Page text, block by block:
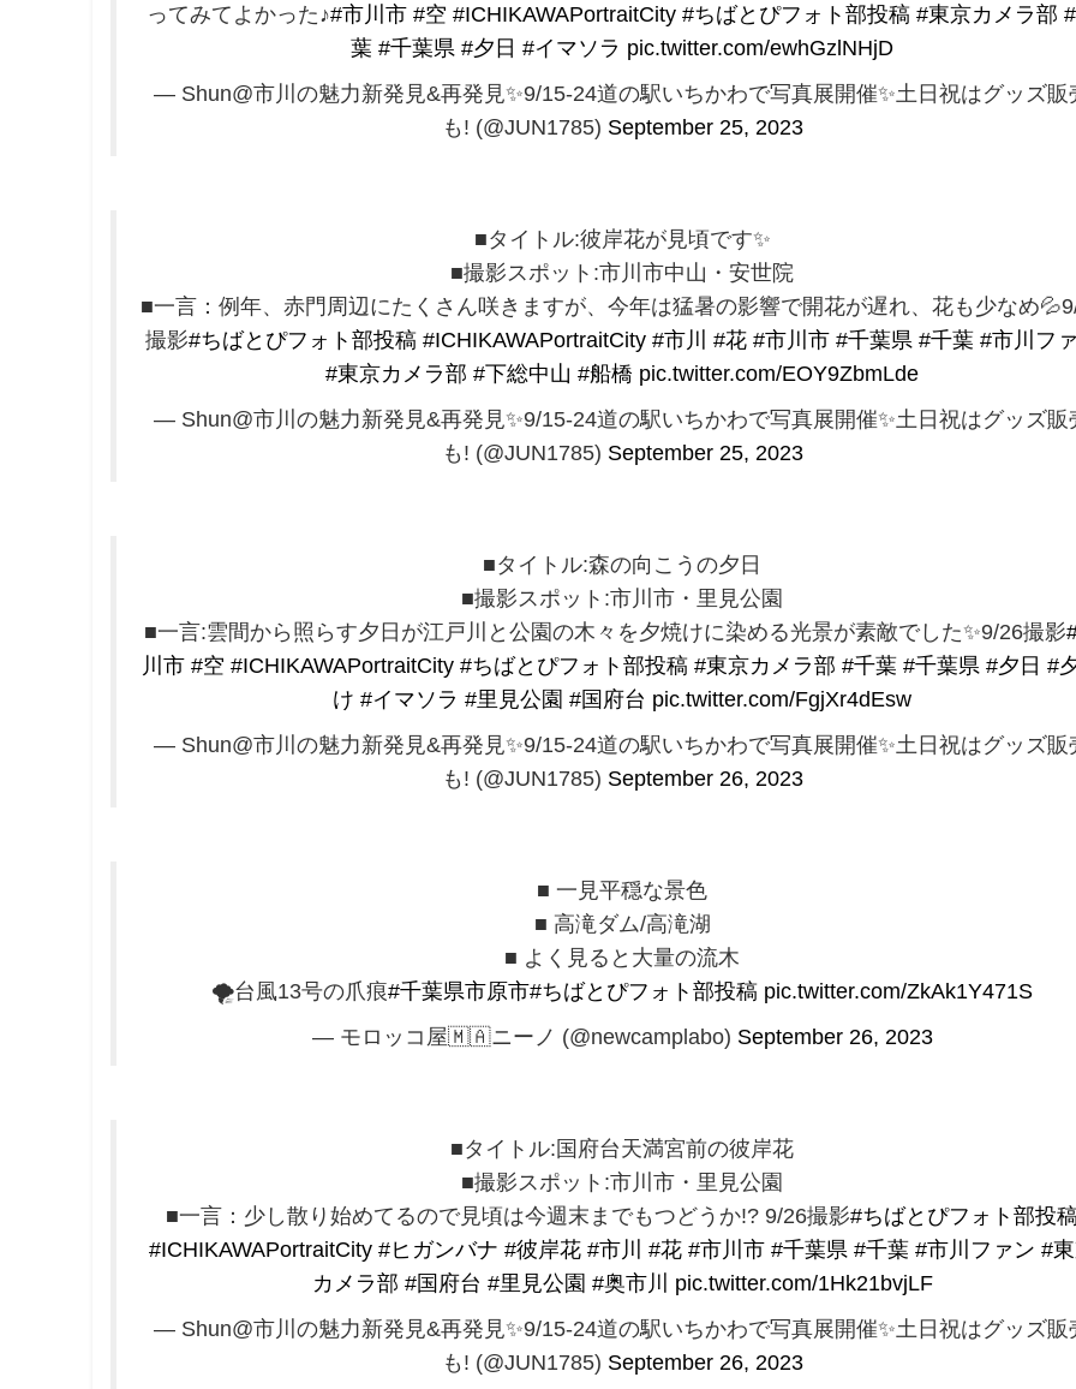
ってみてよかった♪#市川市 #空 #ICHIKAWAPortraitCity #ちばとぴフォト部投稿 #東京カメラ部
葉 #千葉県 #夕日 #イマソラ pic.twitter.com/ewhGzlNHjD
— Shun@市川の魅力新発見&再発見✨9/15-24道の駅いちかわで写真展開催✨土日祝はグッズ販
も! (@JUN1785) September 25, 2023
■タイトル:彼岸花が見頃です✨
■撮影スポット:市川市中山・安世院
■一言：例年、赤門周辺にたくさん咲きますが、今年は猛暑の影響で開花が遅れ、花も少なめ
撮影#ちばとぴフォト部投稿 #ICHIKAWAPortraitCity #市川 #花 #市川市 #千葉県 #千葉 #市川フ
#東京カメラ部 #下総中山 #船橋 pic.twitter.com/EOY9ZbmLde
— Shun@市川の魅力新発見&再発見✨9/15-24道の駅いちかわで写真展開催✨土日祝はグッズ販
も! (@JUN1785) September 25, 2023
■タイトル:森の向こうの夕日
■撮影スポット:市川市・里見公園
■一言:雲間から照らす夕日が江戸川と公園の木々を夕焼けに染める光景が素敵でした✨9/26撮影
川市 #空 #ICHIKAWAPortraitCity #ちばとぴフォト部投稿 #東京カメラ部 #千葉 #千葉県 #夕日 #
け #イマソラ #里見公園 #国府台 pic.twitter.com/FgjXr4dEsw
— Shun@市川の魅力新発見&再発見✨9/15-24道の駅いちかわで写真展開催✨土日祝はグッズ販
も! (@JUN1785) September 26, 2023
■ 一見平穏な景色
■ 高滝ダム/高滝湖
■ よく見ると大量の流木
🌪️台風13号の爪痕#千葉県市原市#ちばとぴフォト部投稿 pic.twitter.com/ZkAk1Y471S
— モロッコ屋🇲🇦ニーノ (@newcamplabo) September 26, 2023
■タイトル:国府台天満宮前の彼岸花
■撮影スポット:市川市・里見公園
■一言：少し散り始めてるので見頃は今週末までもつどうか!? 9/26撮影#ちばとぴフォト部投
#ICHIKAWAPortraitCity #ヒガンバナ #彼岸花 #市川 #花 #市川市 #千葉県 #千葉 #市川ファン #
カメラ部 #国府台 #里見公園 #奥市川
pic.twitter.com/1Hk21bvjLF
— Shun@市川の魅力新発見&再発見✨9/15-24道の駅いちかわで写真展開催✨土日祝はグッズ販
も! (@JUN1785) September 26, 2023